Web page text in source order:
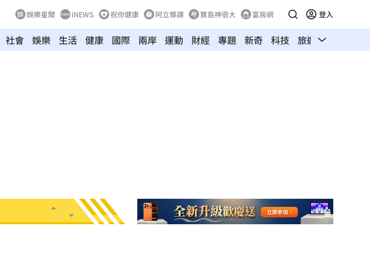
娛樂星聞 iNEWS 祝你健康 阿立導讀 寶島神很大 富房網 登入
社會 娛樂 生活 健康 國際 兩岸 運動 財經 專題 新奇 科技 旅遊 汽車